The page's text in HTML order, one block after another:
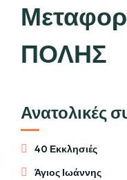
ΠΟΛΗΣ
Ανατολικές
40 Εκκλησιές
Άγιος Ιωάννης